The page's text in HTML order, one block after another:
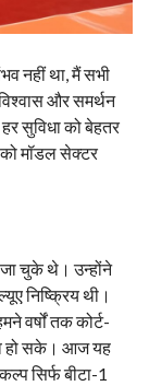
नहीं था, मैं सभी
और समर्थन
सुविधा को बेहतर
मॉडल सेक्टर
जा चुके थे। उन्होंने
निष्क्रिय थी।
वर्षों तक कोर्ट-
हो सके। आज यह
सिर्फ बीटा-1